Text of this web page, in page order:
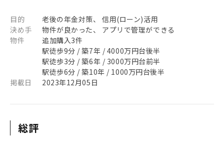
目的
老後の年金対策、 信用(ローン)活用
決め手
物件が良かった、 アプリで管理ができる
物件
追加購入3件
駅徒歩9分 / 築7年 / 4000万円台後半
駅徒歩3分 / 築6年 / 3000万円台前半
駅徒歩6分 / 築10年 / 1000万円台後半
掲載日
2023年12月05日
総評